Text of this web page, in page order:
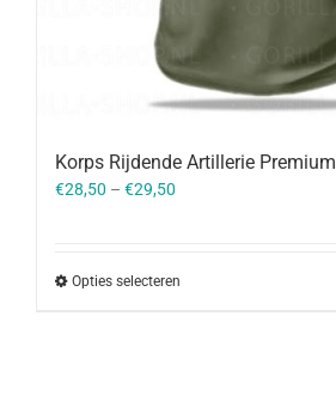
Korps Rijdende Artillerie Premium
€28,50 – €29,50
Opties selecteren